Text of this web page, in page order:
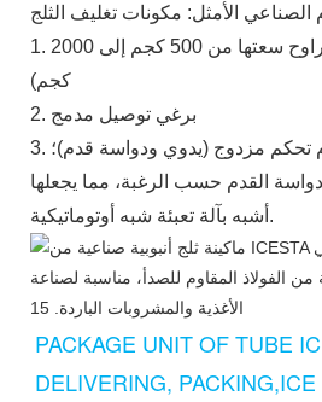
1. حاوية تخزين مؤقتة (تتراوح سعتها من 500 كجم إلى 2000
كجم)
2. برغي توصيل مدمج
تحكم مزدوج (يدوي ودواسة قدم)؛
القدم حسب الرغبة، مما يجعلها
أشبه بآلة تعبئة شبه أوتوماتيكية.
PACKAGE UNIT OF TUBE
DELIVERING, PACKING,ICE